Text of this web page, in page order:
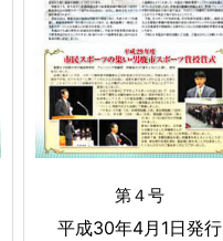
第４号
平成30年4月1日発行